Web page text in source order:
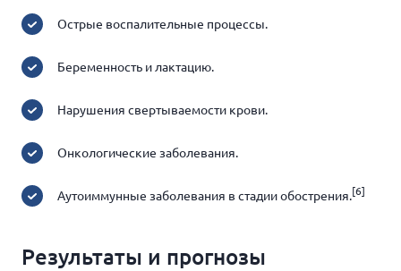
Острые воспалительные процессы.
Беременность и лактацию.
Нарушения свертываемости крови.
Онкологические заболевания.
Аутоиммунные заболевания в стадии обострения.[6]
Результаты и прогнозы